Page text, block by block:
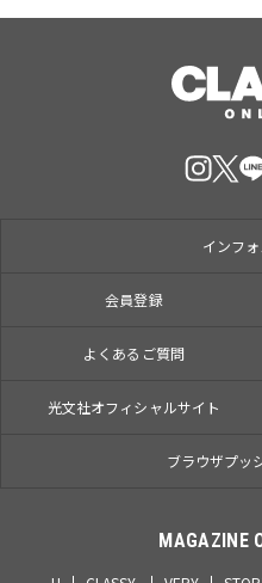
インフ
会員登録
よくあるご質問
光文社オフィシャルサイト
ブラウザプッ
MAGAZINE